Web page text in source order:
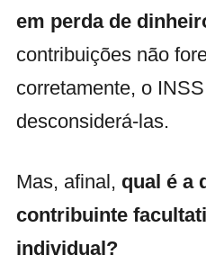
em perda de
contribuições não
corretamente, o
desconsiderá-las.
Mas, afinal, qual é a
contribuinte
individual?